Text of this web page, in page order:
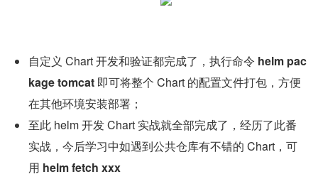
自定义 Chart 开发和验证都完成了，执行命令 helm pac
kage tomcat 即可将整个 Chart 的配置文件打包，方便
在其他环境安装部署；
至此 helm 开发 Chart 实战就全部完成了，经历了此番
实战，今后学习中如遇到公共仓库有不错的 Chart，可
用 helm fetch xxx